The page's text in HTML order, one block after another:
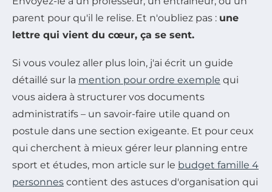
parent pour qu'il le relise. Et n'oubliez pas : une
lettre qui vient du cœur, ça se sent.
Si vous voulez aller plus loin, j'ai écrit un guide
détaillé sur la mention pour ordre exemple qui
vous aidera à structurer vos documents
administratifs – un savoir-faire utile quand on
postule dans une section exigeante. Et pour ceux
qui cherchent à mieux gérer leur planning entre
sport et études, mon article sur le budget famille 4
personnes contient des astuces d'organisation qui